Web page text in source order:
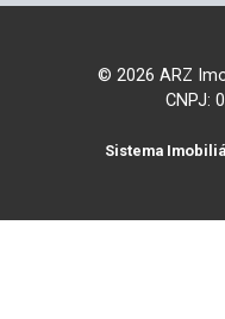
© 2026 ARZ
CNPJ:
Sistema